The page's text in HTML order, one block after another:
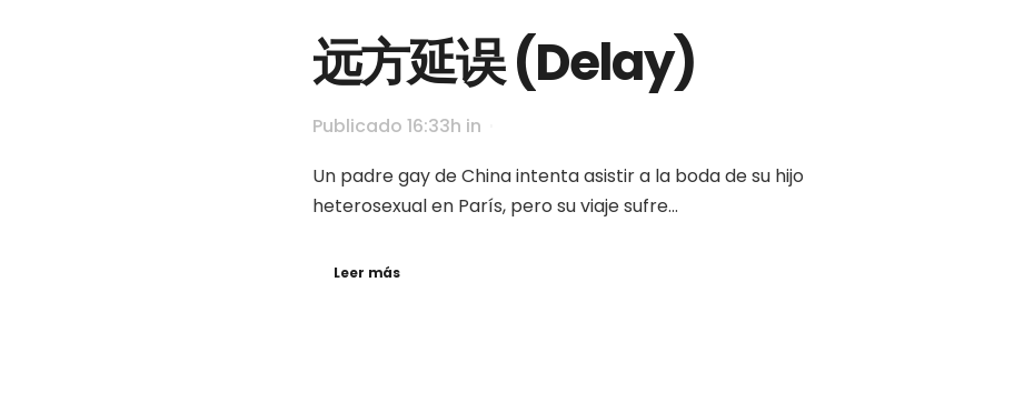
远方延误 (Delay)
Publicado 16:33h in
Un padre gay de China intenta asistir a la boda de su hijo
heterosexual en París, pero su viaje sufre...
Leer más